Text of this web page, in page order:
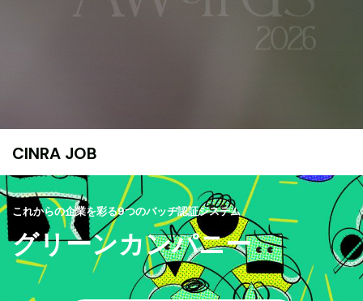
CINRA JOB
これからの企業を彩る9つのバッヂ認証システム
グリーンカンパニー